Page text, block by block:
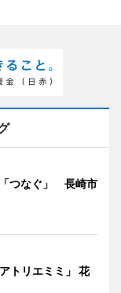
つなぐ」 長崎市
トリエミミ」 花